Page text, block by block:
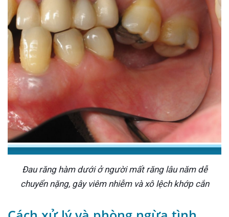
Đau răng hàm dưới ở người mất răng lâu năm dễ
chuyển nặng, gây viêm nhiễm và xô lệch khớp cắn